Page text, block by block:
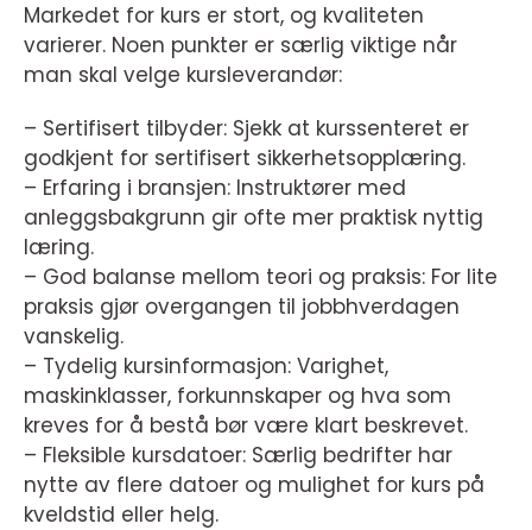
Markedet for kurs er stort, og kvaliteten
varierer. Noen punkter er særlig viktige når
man skal velge kursleverandør:
– Sertifisert tilbyder: Sjekk at kurssenteret er
godkjent for sertifisert sikkerhetsopplæring.
– Erfaring i bransjen: Instruktører med
anleggsbakgrunn gir ofte mer praktisk nyttig
læring.
– God balanse mellom teori og praksis: For lite
praksis gjør overgangen til jobbhverdagen
vanskelig.
– Tydelig kursinformasjon: Varighet,
maskinklasser, forkunnskaper og hva som
kreves for å bestå bør være klart beskrevet.
– Fleksible kursdatoer: Særlig bedrifter har
nytte av flere datoer og mulighet for kurs på
kveldstid eller helg.